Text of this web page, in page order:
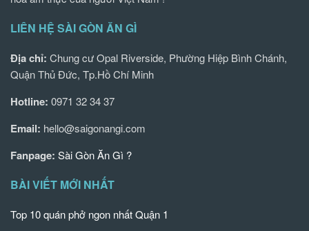
LIÊN HỆ SÀI GÒN ĂN GÌ
Địa chỉ: Chung cư Opal Riverside, Phường Hiệp Bình Chánh,
Quận Thủ Đức, Tp.Hồ Chí Minh
Hotline: 0971 32 34 37
Email: hello@saigonangi.com
Fanpage: Sài Gòn Ăn Gì ?
BÀI VIẾT MỚI NHẤT
Top 10 quán phở ngon nhất Quận 1